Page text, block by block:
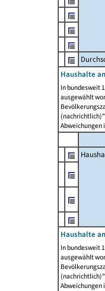
Haushalte
In bundesweit
ausgewählt
Abweichungen
Haushalte
In bundesweit
ausgewählt
Abweichungen